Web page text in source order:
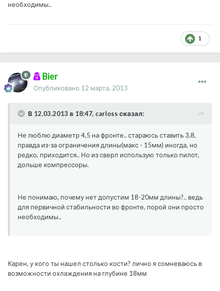
необходимы..
1
Bier
Опубликовано 12 марта, 2013
В 12.03.2013 в 18:47, carloss сказал:
Не люблю диаметр 4,5 на фронте.. стараюсь ставить 3,8,
правда из-за ограничения длины(макс - 15мм) иногда, но
редко, приходится.. Но из сверл использую только пилот,
дольше компрессоры.
Не понимаю, почему нет допустим 18-20мм длины?.. ведь
для первичной стабильности во фронте, порой они просто
необходимы..
Карен, у кого ты нашел столько кости? лично я сомневаюсь в
возможности охлаждения на глубине 18мм